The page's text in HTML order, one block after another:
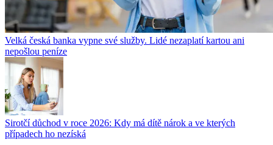
Velká česká banka vypne své služby. Lidé nezaplatí kartou ani
nepošlou peníze
Sirotčí důchod v roce 2026: Kdy má dítě nárok a ve kterých
případech ho nezíská